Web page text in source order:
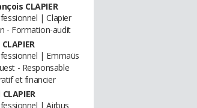
CLAPIER
| Clapier
- Formation-audit
| Emmaüs
- Responsable
et financier
| Airbus